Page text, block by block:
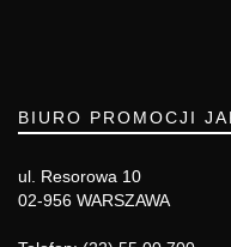
BIURO PROMOCJI
ul. Resorowa 10
02-956 WARSZAWA